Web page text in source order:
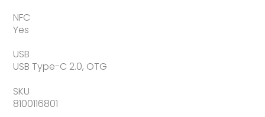
NFC
Yes
USB
USB Type-C 2.0, OTG
SKU
8100116801